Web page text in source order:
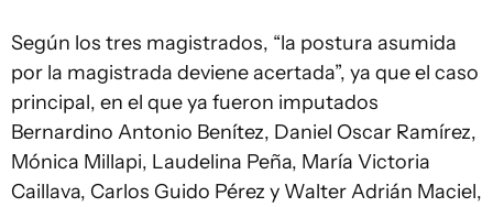
Según los tres magistrados, “la postura asumida
por la magistrada deviene acertada”, ya que el caso
principal, en el que ya fueron imputados
Bernardino Antonio Benítez, Daniel Oscar Ramírez,
Mónica Millapi, Laudelina Peña, María Victoria
Caillava, Carlos Guido Pérez y Walter Adrián Maciel,